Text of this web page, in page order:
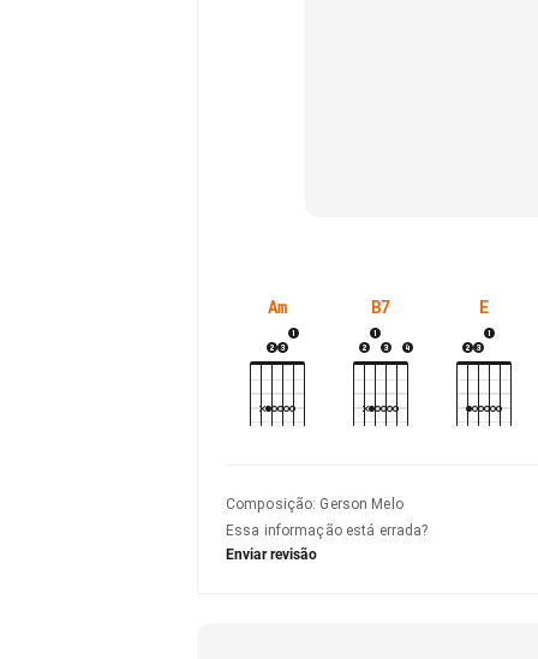
Am B7 E
Composição: Gerson Melo
Essa informação está errada?
Enviar revisão